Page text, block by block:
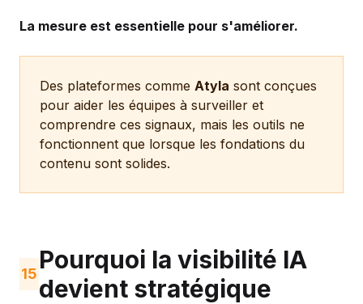
La mesure est essentielle pour s'améliorer.
Des plateformes comme Atyla sont conçues
pour aider les équipes à surveiller et
comprendre ces signaux, mais les outils ne
fonctionnent que lorsque les fondations du
contenu sont solides.
15 Pourquoi la visibilité IA
devient stratégique